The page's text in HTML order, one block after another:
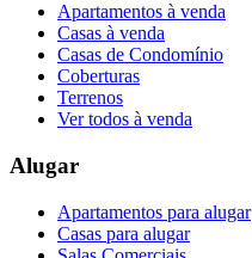
Apartamentos à venda
Casas à venda
Casas de Condomínio
Coberturas
Terrenos
Ver todos à venda
Alugar
Apartamentos para alugar
Casas para alugar